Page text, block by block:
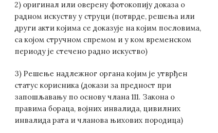
2) оригинал или оверену фотокопију доказа о
радном искуству у струци (потврде, решења или
други акти којима се доказује на којим пословима,
са којом стручном спремом и у ком временском
периоду је стечено радно искуство)
3) Решење надлежног органа којим је утврђен
статус корисника (докази за предност при
запошљавању по основу члана 111. Закона о
правима бораца, војних инвалида, цивилних
инвалида рата и чланова њихових породица)